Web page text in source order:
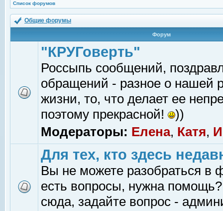
Список форумов
Общие форумы
Форум
"КРУГоверть"
Россыпь сообщений,
обращений - разное о нашей
жизни, то, что делает ее
поэтому прекрасной!
))
Модераторы: Елена, Катя,
Для тех, кто здесь
Вы не можете разобраться в
есть вопросы, нужна помощь?
сюда, задайте вопрос -